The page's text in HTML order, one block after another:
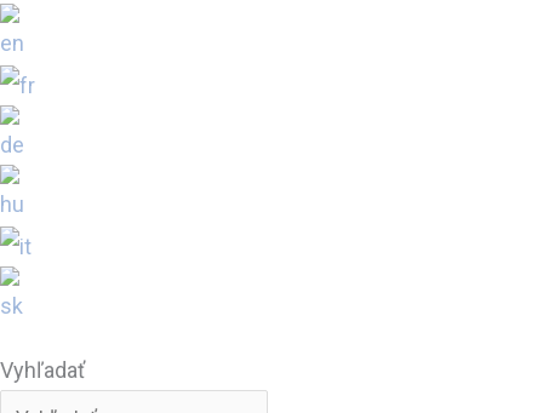
Vyhľadať